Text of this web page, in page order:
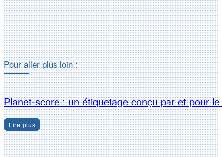
Facebook X
Pour aller plus loin :
Planet-score : un étiquetage conçu par et pour
Lire plus